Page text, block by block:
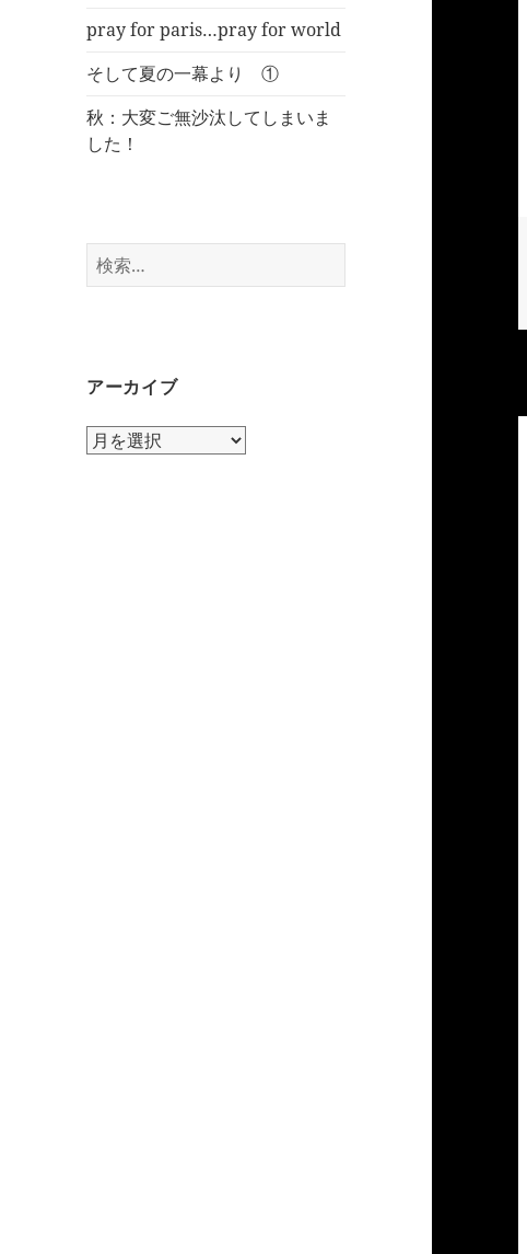
pray for paris…pray for world
そして夏の一幕より ①
秋：大変ご無沙汰してしまいま
した！
検
索:
アーカイブ
ア